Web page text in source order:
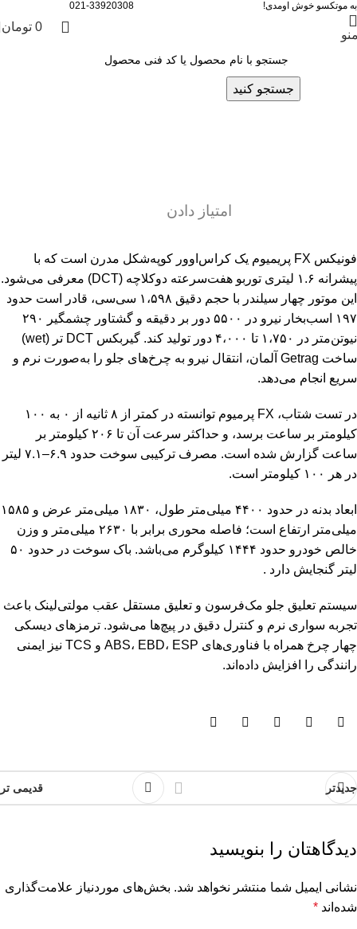
به موتکسو خوش اومدی! 021-33920308
0 تومان
جستجو کنید
امتیاز دادن
فونیکس FX پریمیوم یک کراس‌اوور کوپه‌‎شکل مدرن است که با
پیشرانه ۱.۶ لیتری توربو هفت‌سرعته دوکلاچه (DCT) معرفی می‌شود.
این موتور چهار سیلندر با حجم دقیق ۱،۵۹۸ سی‌سی، قادر است حدود
۱۹۷ اسب‌بخار نیرو در ۵۵۰۰ دور بر دقیقه و گشتاور چشمگیر ۲۹۰
نیوتن‌متر در ۱،۷۵۰ تا ۴،۰۰۰ دور تولید کند. گیربکس DCT تر (wet)
ساخت Getrag آلمان، انتقال نیرو به چرخ‌های جلو را به‌صورت نرم و
سریع انجام می‌دهد.
در تست شتاب، FX پرمیوم توانسته در کمتر از ۸ ثانیه از ۰ به ۱۰۰
کیلومتر بر ساعت برسد، و حداکثر سرعت آن تا ۲۰۶ کیلومتر بر
ساعت گزارش شده است. مصرف ترکیبی سوخت حدود ۶.۹–۷.۱ لیتر
در هر ۱۰۰ کیلومتر است.
ابعاد بدنه در حدود ۴۴۰۰ میلی‌متر طول، ۱۸۳۰ میلی‌متر عرض و ۱۵۸۵
میلی‌متر ارتفاع است؛ فاصله محوری برابر با ۲۶۳۰ میلی‌متر و وزن
خالص خودرو حدود ۱۴۴۴ کیلوگرم می‌باشد. باک سوخت در حدود ۵۰
لیتر گنجایش دارد .
سیستم تعلیق جلو مک‌فرسون و تعلیق مستقل عقب مولتی‌لینک باعث
تجربه سواری نرم و کنترل دقیق در پیچ‌ها می‌شود. ترمزهای دیسکی
چهار چرخ همراه با فناوری‌های ABS، EBD، ESP و TCS نیز ایمنی
رانندگی را افزایش داده‌اند.
جدیدتر قدیمی تر
دیدگاهتان را بنویسید
نشانی ایمیل شما منتشر نخواهد شد. بخش‌های موردنیاز علامت‌گذاری
شده‌اند *